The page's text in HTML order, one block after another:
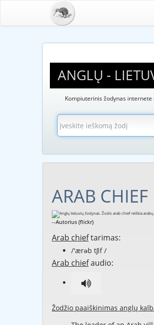
ANGLŲ -
Kompiuterinis žodynas internete
ARAB CHIEF
--Autorius (flickr)
Arab chieftarimas:
/'ærəb tʃif /
Arab chiefaudio:
Žodžio paaiškinimas anglų